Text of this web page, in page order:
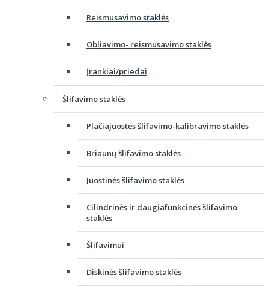
Reismusavimo staklės
Obliavimo- reismusavimo staklės
Įrankiai/priedai
Šlifavimo staklės
Plačiajuostės šlifavimo-kalibravimo staklės
Briaunų šlifavimo staklės
Juostinės šlifavimo staklės
Cilindrinės ir daugiafunkcinės šlifavimo
staklės
Šlifavimui
Diskinės šlifavimo staklės